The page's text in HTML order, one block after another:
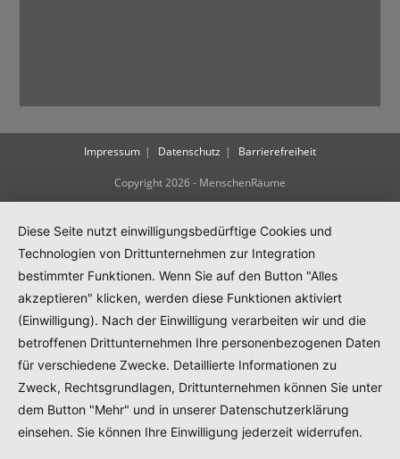
Impressum Datenschutz Barrierefreiheit
Copyright 2026 - MenschenRäume
Diese Seite nutzt einwilligungsbedürftige Cookies und
Technologien von Drittunternehmen zur Integration
bestimmter Funktionen. Wenn Sie auf den Button "Alles
akzeptieren" klicken, werden diese Funktionen aktiviert
(Einwilligung). Nach der Einwilligung verarbeiten wir und die
betroffenen Drittunternehmen Ihre personenbezogenen Daten
für verschiedene Zwecke. Detaillierte Informationen zu
Zweck, Rechtsgrundlagen, Drittunternehmen können Sie unter
dem Button "Mehr" und in unserer Datenschutzerklärung
einsehen. Sie können Ihre Einwilligung jederzeit widerrufen.